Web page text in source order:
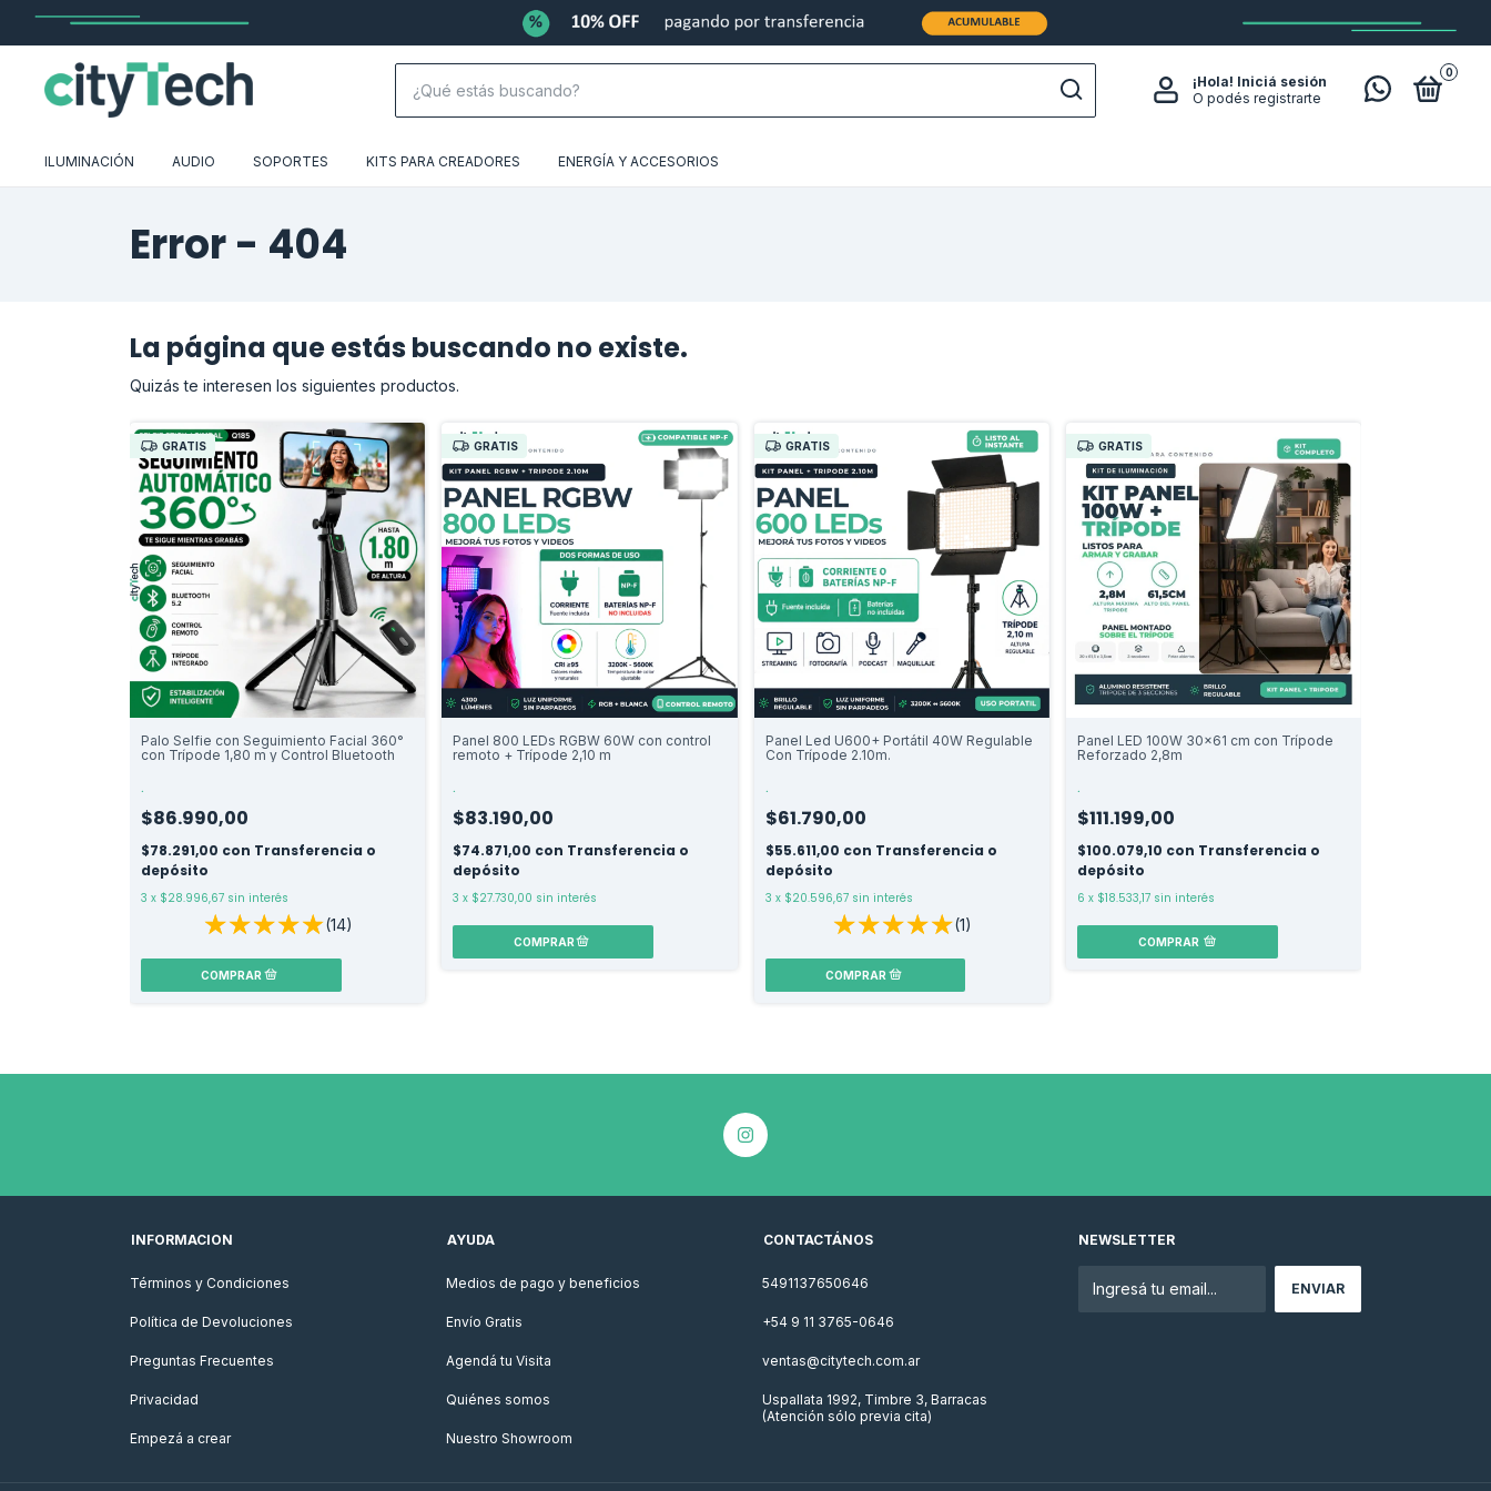
¡Hola! Iniciá sesión
O podés registrarte
0
ILUMINACIÓN AUDIO SOPORTES KITS PARA CREADORES ENERGÍA Y ACCESORIOS
Error - 404
La página que estás buscando no existe.
Quizás te interesen los siguientes productos.
GRATIS
Palo Selfie con Seguimiento Facial 360°
con Trípode 1,80 m y Control Bluetooth
.
$86.990,00
$78.291,00 con Transferencia o
depósito
3 x $28.996,67 sin interés
(14)
GRATIS
Panel 800 LEDs RGBW 60W con control
remoto + Trípode 2,10 m
.
$83.190,00
$74.871,00 con Transferencia o
depósito
3 x $27.730,00 sin interés
GRATIS
Panel Led U600+ Portátil 40W Regulable
Con Trípode 2.10m.
.
$61.790,00
$55.611,00 con Transferencia o
depósito
3 x $20.596,67 sin interés
(1)
GRATIS
Panel LED 100W 30x61 cm con Trípode
Reforzado 2,8m
.
$111.199,00
$100.079,10 con Transferencia o
depósito
6 x $18.533,17 sin interés
COMPRAR
INFORMACION
Términos y Condiciones
Política de Devoluciones
Preguntas Frecuentes
Privacidad
Empezá a crear
AYUDA
Medios de pago y beneficios
Envío Gratis
Agendá tu Visita
Quiénes somos
Nuestro Showroom
CONTACTÁNOS
5491137650646
+54 9 11 3765-0646
ventas@citytech.com.ar
Uspallata 1992, Timbre 3, Barracas
(Atención sólo previa cita)
NEWSLETTER